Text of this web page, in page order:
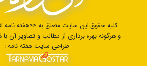
کلیه حقوق این سایت متعلق به <<هفته
و هرگونه بهره برداری از مطالب و تصاویر آن
طراحی سایت هفته نامه :